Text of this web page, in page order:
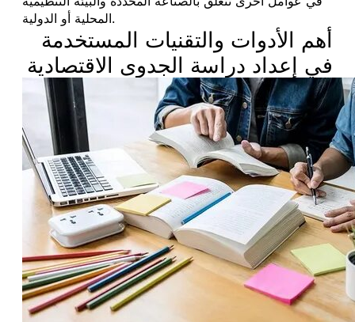
المحلية أو الدولية.
أهم الأدوات والتقنيات المستخدمة
في إعداد دراسة الجدوى الاقتصادية